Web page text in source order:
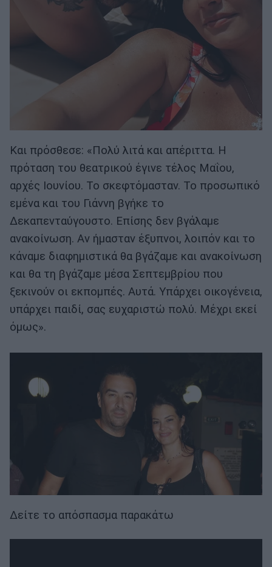
Και πρόσθεσε: «Πολύ λιτά και απέριττα. Η
πρόταση του θεατρικού έγινε τέλος Μαΐου,
αρχές Ιουνίου. Το σκεφτόμασταν. Το προσωπικό
εμένα και του Γιάννη βγήκε το
Δεκαπενταύγουστο. Επίσης δεν βγάλαμε
ανακοίνωση. Αν ήμασταν έξυπνοι, λοιπόν και το
κάναμε διαφημιστικά θα βγάζαμε και ανακοίνωση
και θα τη βγάζαμε μέσα Σεπτεμβρίου που
ξεκινούν οι εκπομπές. Αυτά. Υπάρχει οικογένεια,
υπάρχει παιδί, σας ευχαριστώ πολύ. Μέχρι εκεί
όμως».
Δείτε το απόσπασμα παρακάτω